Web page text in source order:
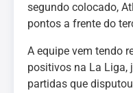
segundo colocado,
pontos a frente do
A equipe vem tendo
positivos na La Liga,
partidas que